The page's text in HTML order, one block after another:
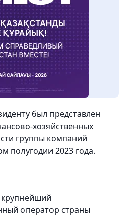
был представлен
хозяйственных
группы компаний
полугодии 2023 года.
оператор страны